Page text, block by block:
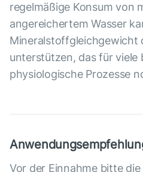
regelmäßige Konsum von
angereichertem Wasser
Mineralstoffgleichgewicht
unterstützen, das für viele
physiologische Prozesse
Vor der Einnahme bitte